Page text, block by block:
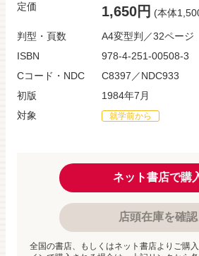
定価 1,650円 (本体
判型・頁数
A4変型判／32ページ
ISBN
978-4-251-00508-3
Cコード・NDC
C8397／NDC933
初版
1984年7月
対象
就学前から
ネット書店で購
店頭在庫を確認
全国の書店、もしくはネット書店よりご購